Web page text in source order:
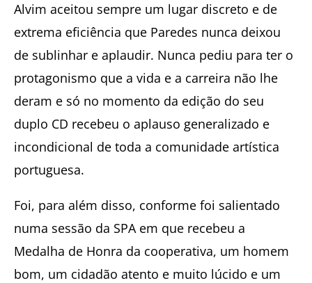
Alvim aceitou sempre um lugar discreto e de
extrema eficiência que Paredes nunca deixou
de sublinhar e aplaudir. Nunca pediu para ter o
protagonismo que a vida e a carreira não lhe
deram e só no momento da edição do seu
duplo CD recebeu o aplauso generalizado e
incondicional de toda a comunidade artística
portuguesa.
Foi, para além disso, conforme foi salientado
numa sessão da SPA em que recebeu a
Medalha de Honra da cooperativa, um homem
bom, um cidadão atento e muito lúcido e um